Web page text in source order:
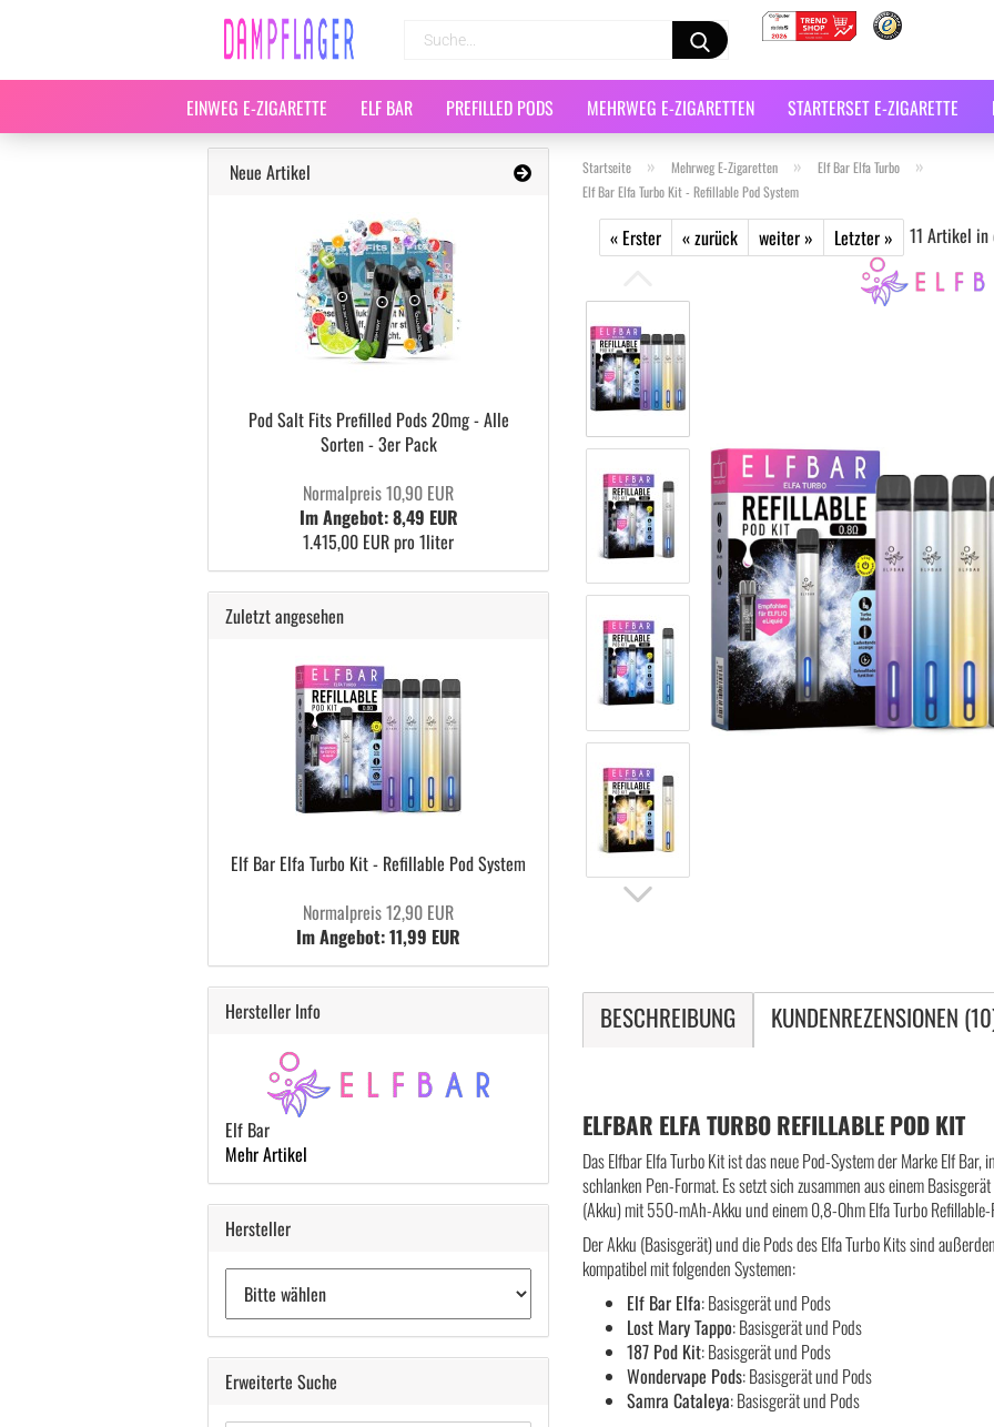
EINWEG E-ZIGARETTE ELF BAR PREFILLED PODS MEHRWEG E-ZIGARETTEN STARTERSET E-ZIGARETTE
Startseite » Mehrweg E-Zigaretten » Elf Bar Elfa Turbo »
Elf Bar Elfa Turbo Kit - Refillable Pod System
« Erster « zurück weiter » Letzter » 11 Artikel in
BESCHREIBUNG KUNDENREZENSIONEN
ELFBAR ELFA TURBO REFILLABLE POD KIT
Das Elfbar Elfa Turbo Kit ist das neue Pod-System der Marke Elf Bar,
schlanken Pen-Format. Es setzt sich zusammen aus einem Basisgerät
(Akku) mit 550-mAh-Akku und einem 0,8-Ohm Elfa Turbo
Der Akku (Basisgerät) und die Pods des Elfa Turbo Kits sind
kompatibel mit folgenden Systemen:
Elf Bar Elfa: Basisgerät und Pods
Lost Mary Tappo: Basisgerät und Pods
187 Pod Kit: Basisgerät und Pods
Wondervape Pods: Basisgerät und Pods
Samra Cataleya: Basisgerät und Pods
Neue Artikel
Pod Salt Fits Prefilled Pods 20mg - Alle
Sorten - 3er Pack
Normalpreis 10,90 EUR
Im Angebot: 8,49 EUR
1.415,00 EUR pro 1liter
Zuletzt angesehen
Elf Bar Elfa Turbo Kit - Refillable Pod System
Normalpreis 12,90 EUR
Im Angebot: 11,99 EUR
Hersteller Info
Elf Bar
Mehr Artikel
Hersteller
Erweiterte Suche